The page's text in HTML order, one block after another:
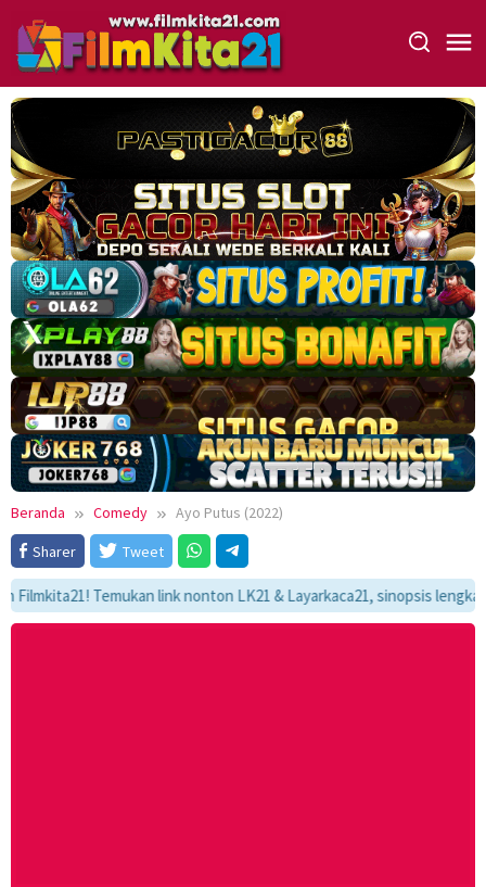
konten
Beranda Comedy
Ayo Putus (2022)
Sharer
Tweet
Temukan link nonton LK21 & Layarkaca21, sinopsis lengkap,